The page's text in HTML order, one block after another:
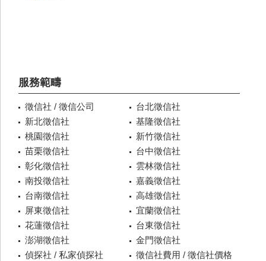
服務範疇
徵信社 / 徵信公司
台北徵信社
新北徵信社
基隆徵信社
桃園徵信社
新竹徵信社
苗栗徵信社
台中徵信社
彰化徵信社
雲林徵信社
南投徵信社
嘉義徵信社
台南徵信社
高雄徵信社
屏東徵信社
宜蘭徵信社
花蓮徵信社
台東徵信社
澎湖徵信社
金門徵信社
偵探社 / 私家偵探社
徵信社費用 / 徵信社價格